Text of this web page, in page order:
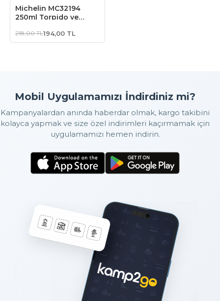
Michelin MC32194
250ml Torpido ve
Losyonu/Parlak
Görünüm
218,00 TL194,00 TL
Mobil Uygulamamızı İndirdiniz mi?
Kampanyalardan anında haberdar olmak, kargo takibini
kolayca yapmak ve size özel indirimleri kaçırmamak için
uygulamamızı hemen indirin.